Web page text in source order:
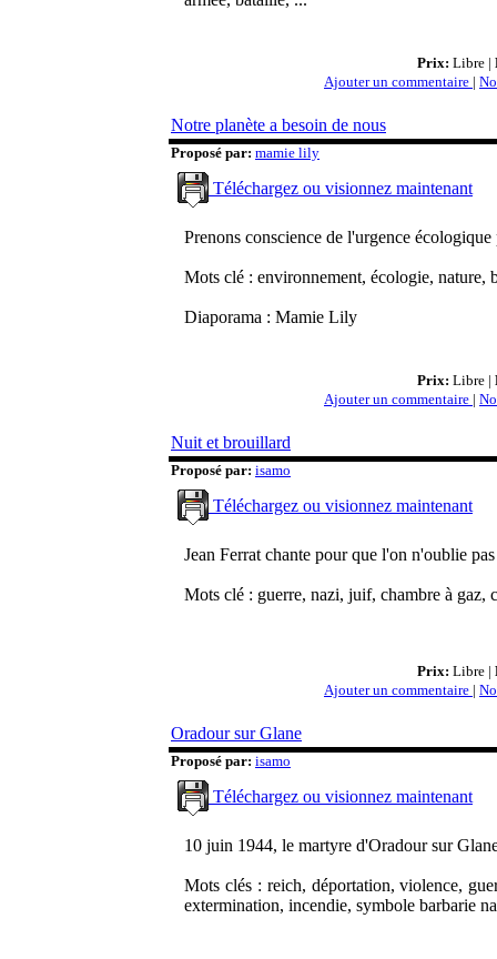
Prix: Libre |
Ajouter un commentaire |
Notre planète a besoin de nous
Proposé par: mamie lily
Téléchargez ou visionnez maintenant
Prenons conscience de l'urgence
Mots clé : environnement, écologie, nature,
Diaporama : Mamie Lily
Prix: Libre |
Ajouter un commentaire |
Nuit et brouillard
Proposé par: isamo
Téléchargez ou visionnez maintenant
Jean Ferrat chante pour que l'on n'oublie
Mots clé : guerre, nazi, juif, chambre à gaz,
Prix: Libre |
Ajouter un commentaire |
Oradour sur Glane
Proposé par: isamo
Téléchargez ou visionnez maintenant
10 juin 1944, le martyre d'Oradour sur
Mots clés : reich, déportation, violence,
extermination, incendie, symbole barbarie